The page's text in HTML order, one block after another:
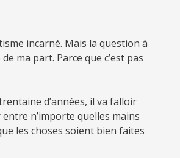
incarné. Mais la question à
ma part. Parce que c’est pas
d’années, il va falloir
n’importe quelles mains
les choses soient bien faites